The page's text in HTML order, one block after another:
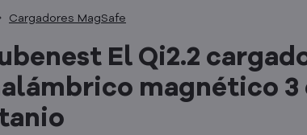
Cargadores MagSafe
El Qi2.2
magnético 3